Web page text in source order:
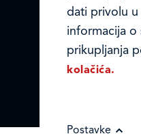
dati privolu u
informacija o
prikupljanja
kolačića.
IZABERITE
Omogućite
stranici
reklamnih
Postavke